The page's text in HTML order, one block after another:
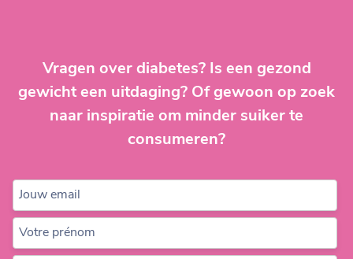
Vragen over diabetes? Is een gezond
gewicht een uitdaging? Of gewoon op zoek
naar inspiratie om minder suiker te
consumeren?
Jouw email
Votre prénom